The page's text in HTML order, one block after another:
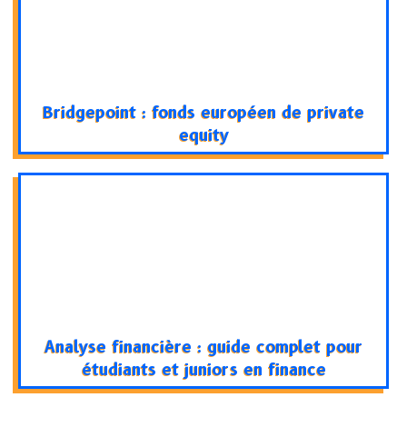
Bridgepoint : fonds européen de private
equity
Analyse financière : guide complet pour
étudiants et juniors en finance